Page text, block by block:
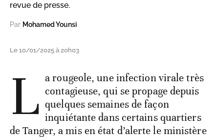
revue de presse.
Par Mohamed Younsi
Le 10/01/2025 à 20h03
L a rougeole, une infection virale très
contagieuse, qui se propage depuis
quelques semaines de façon
inquiétante dans certains quartiers
de Tanger, a mis en état d’alerte le ministère